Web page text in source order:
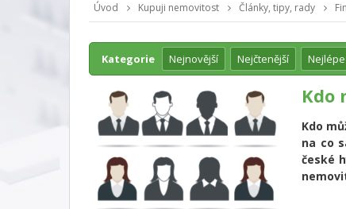
Úvod Kupuji nemovitost Články, tipy, rady
Kategorie Nejnovější Nejčtenější
Kdo
Kdo
na co
české